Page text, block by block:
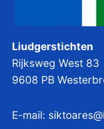
Liudgerstichten
Rijksweg West 83
9608 PB
E-mail: